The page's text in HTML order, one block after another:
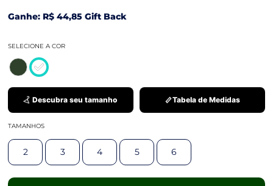
Ganhe: R$ 44,85 Gift Back
SELECIONE A COR
Descubra seu tamanho Tabela de Medidas
TAMANHOS
2 3 4 5 6